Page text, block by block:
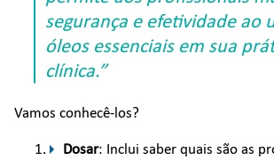
segurança e efetividade ao
óleos essenciais em sua
clínica.”
Vamos conhecê-los?
Dosar: Inclui saber quais são as